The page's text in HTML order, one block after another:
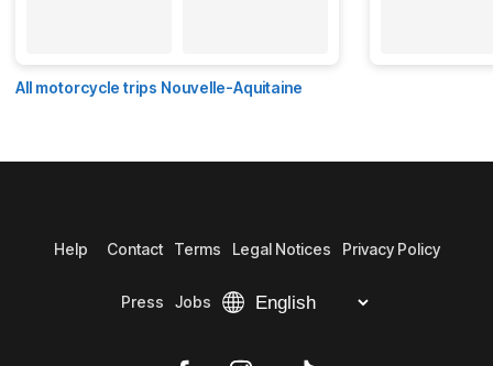
All motorcycle trips Nouvelle-Aquitaine
Help Contact Terms Legal Notices Privacy Policy
Press Jobs